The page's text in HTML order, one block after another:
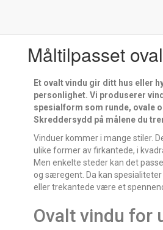
Måltilpasset
Et ovalt vindu gir ditt hus eller
personlighet. Vi produserer
spesialform som runde, ovale
Skreddersydd på målene du
Vinduer kommer i mange stiler.
ulike former av firkantede, i
Men enkelte steder kan det
og særegent. Da kan
eller trekantede være et
Ovalt vindu for